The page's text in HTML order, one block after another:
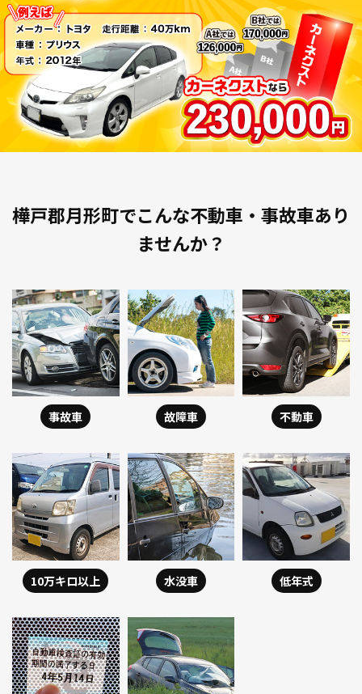
樺戸郡月形町でこんな不動車・事故車あり
ませんか？
事故車 故障車 不動車
10万キロ以上 水没車 低年式